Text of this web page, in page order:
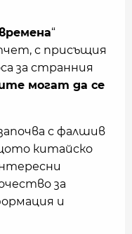
“
с присъщия
за странния
могат да се
с фалшив
китайско
за
и